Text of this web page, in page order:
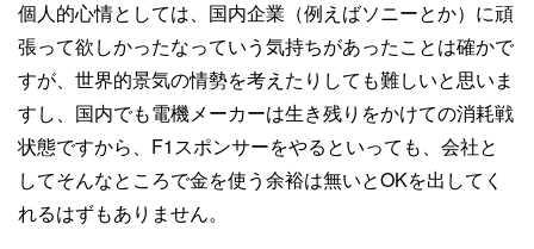
個人的心情としては、国内企業（例えばソニーとか）に頑
張って欲しかったなっていう気持ちがあったことは確かで
すが、世界的景気の情勢を考えたりしても難しいと思いま
すし、国内でも電機メーカーは生き残りをかけての消耗戦
状態ですから、F1スポンサーをやるといっても、会社と
してそんなところで金を使う余裕は無いとOKを出してく
れるはずもありません。